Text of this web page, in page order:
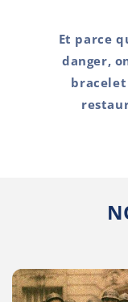
Et parce
danger,